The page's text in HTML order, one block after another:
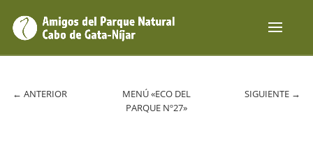
← ANTERIOR
MENÚ «ECO DEL
PARQUE Nº27»
SIGUIENTE →